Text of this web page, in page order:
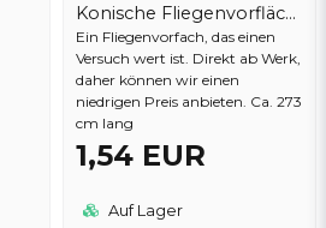
Konische Fliegenvorflächer 9 ft
Ein Fliegenvorfach, das einen
Versuch wert ist. Direkt ab Werk,
daher können wir einen
niedrigen Preis anbieten. Ca. 273
cm lang
1,54 EUR
Auf Lager